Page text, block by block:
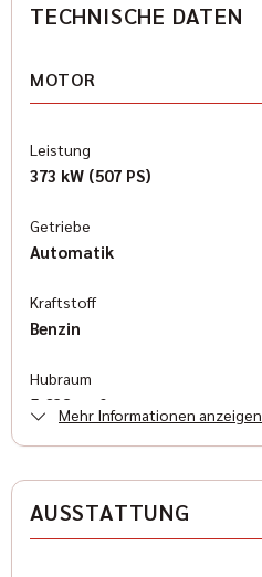
TECHNISCHE DATEN
MOTOR
Leistung
373 kW (507 PS)
Getriebe
Automatik
Kraftstoff
Benzin
Hubraum
5.038 cm³
Heckantrieb
Mehr Informationen anzeigen
AUSSTATTUNG